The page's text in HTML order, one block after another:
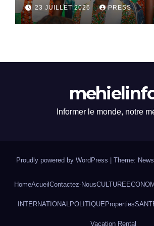
23 JUILLET 2026 PRESS
Informer le monde, notre
Proudly powered by WordPress Theme:
HomeAcueil Contactez-NousCULTURE
INTERNATIONALPOLITIQUE Properties
Vacation Rental